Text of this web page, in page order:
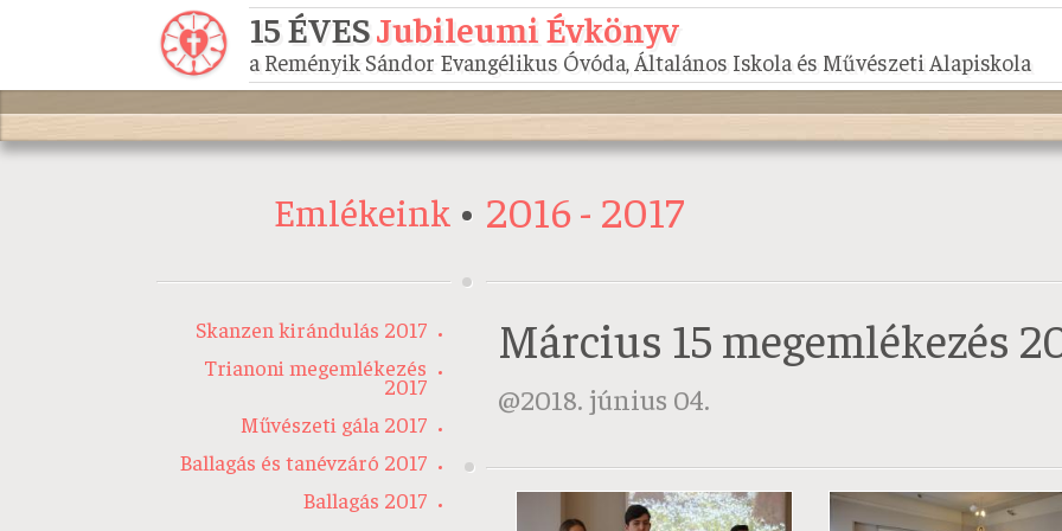
15 ÉVESJubileumi Évkönyv
a Reményik Sándor Evangélikus Óvóda, Általános Iskola és Művészeti Alapiskola
Emlékeink 2016 - 2017
Skanzen kirándulás 2017
Trianoni megemlékezés
2017
Művészeti gála 2017
Ballagás és tanévzáró 2017
Ballagás 2017
Március 15 megemlékezés
2018. június 04.